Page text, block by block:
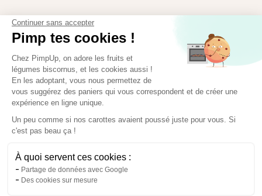
Continuer sans accepter
Pimp tes cookies !
Chez PimpUp, on adore les fruits et
légumes biscornus, et les cookies aussi !
En les adoptant, vous nous permettez de
vous suggérez des paniers qui vous correspondent et de créer une
expérience en ligne unique.
Un peu comme si nos carottes avaient poussé juste pour vous. Si
c'est pas beau ça !
À quoi servent ces cookies :
Partage de données avec Google
Des cookies sur mesure
Livraison paniers en entreprise
Corbeilles de fruits au bureau
Espace presse
Paiement sécurisé